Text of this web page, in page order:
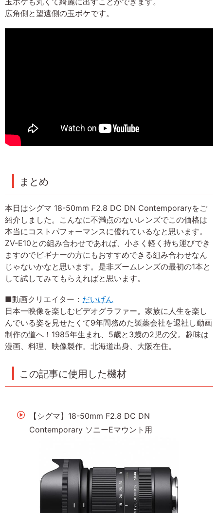
広角側と望遠側の玉ボケです。
まとめ
本日はシグマ 18-50mm F2.8 DC DN Contemporaryをご
紹介しました。こんなに不満点のないレンズでこの価格は
本当にコストパフォーマンスに優れているなと思います。
ZV-E10との組み合わせであれば、小さく軽く持ち運びでき
ますのでビギナーの方にもおすすめできる組み合わせなん
じゃないかなと思います。是非ズームレンズの最初の1本と
して試してみてもらえればと思います。
■動画クリエイター： だいげん
日本一映像を楽しむビデオグラファー。家族に人生を楽し
んでいる姿を見せたくて9年間務めた製薬会社を退社し動画
制作の道へ！1985年生まれ、5歳と3歳の2児の父。趣味は
漫画、料理、映像製作。北海道出身、大阪在住。
この記事に使用した機材
【シグマ】18-50mm F2.8 DC DN
Contemporary ソニーEマウント用